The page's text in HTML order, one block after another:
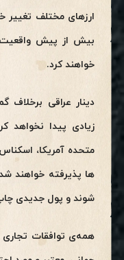
ارزهای مختلف تغییر
بیش از پیش واقعیت
خواهند کرد.
دینار عراقی برخلاف
زیادی پیدا نخواهد
متحده آمریکا،
ها پذیرفته خواهند
شوند و پول جدیدی
همه‌ی توافقات تجاری